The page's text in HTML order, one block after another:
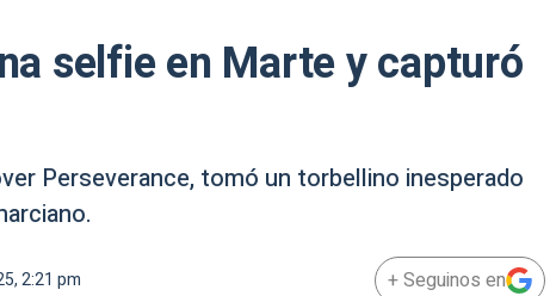
selfie en Marte y capturó
Perseverance, tomó un torbellino inesperado
2:21 pm + Seguinos en